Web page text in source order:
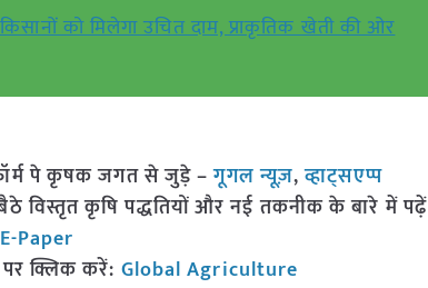
को मिलेगा उचित दाम, प्राकृतिक खेती की ओर
पे कृषक जगत से जुड़े –गूगल न्यूज़,व्हाट्सएप्प
विस्तृत कृषि पद्धतियों और नई तकनीक के बारे में पढ़ें
E-Paper
क्लिक करें: Global Agriculture